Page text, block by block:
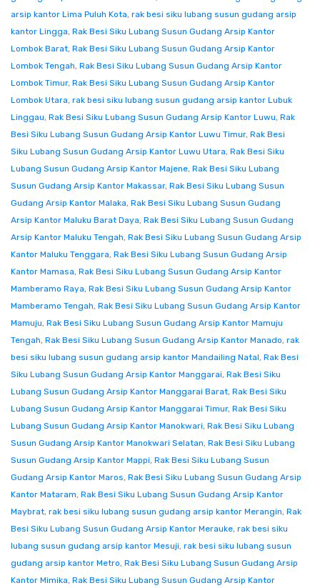
arsip kantor Lima Puluh Kota, rak besi siku lubang susun gudang arsip
kantor Lingga, Rak Besi Siku Lubang Susun Gudang Arsip Kantor
Lombok Barat, Rak Besi Siku Lubang Susun Gudang Arsip Kantor
Lombok Tengah, Rak Besi Siku Lubang Susun Gudang Arsip Kantor
Lombok Timur, Rak Besi Siku Lubang Susun Gudang Arsip Kantor
Lombok Utara, rak besi siku lubang susun gudang arsip kantor Lubuk
Linggau, Rak Besi Siku Lubang Susun Gudang Arsip Kantor Luwu, Rak
Besi Siku Lubang Susun Gudang Arsip Kantor Luwu Timur, Rak Besi
Siku Lubang Susun Gudang Arsip Kantor Luwu Utara, Rak Besi Siku
Lubang Susun Gudang Arsip Kantor Majene, Rak Besi Siku Lubang
Susun Gudang Arsip Kantor Makassar, Rak Besi Siku Lubang Susun
Gudang Arsip Kantor Malaka, Rak Besi Siku Lubang Susun Gudang
Arsip Kantor Maluku Barat Daya, Rak Besi Siku Lubang Susun Gudang
Arsip Kantor Maluku Tengah, Rak Besi Siku Lubang Susun Gudang Arsip
Kantor Maluku Tenggara, Rak Besi Siku Lubang Susun Gudang Arsip
Kantor Mamasa, Rak Besi Siku Lubang Susun Gudang Arsip Kantor
Mamberamo Raya, Rak Besi Siku Lubang Susun Gudang Arsip Kantor
Mamberamo Tengah, Rak Besi Siku Lubang Susun Gudang Arsip Kantor
Mamuju, Rak Besi Siku Lubang Susun Gudang Arsip Kantor Mamuju
Tengah, Rak Besi Siku Lubang Susun Gudang Arsip Kantor Manado, rak
besi siku lubang susun gudang arsip kantor Mandailing Natal, Rak Besi
Siku Lubang Susun Gudang Arsip Kantor Manggarai, Rak Besi Siku
Lubang Susun Gudang Arsip Kantor Manggarai Barat, Rak Besi Siku
Lubang Susun Gudang Arsip Kantor Manggarai Timur, Rak Besi Siku
Lubang Susun Gudang Arsip Kantor Manokwari, Rak Besi Siku Lubang
Susun Gudang Arsip Kantor Manokwari Selatan, Rak Besi Siku Lubang
Susun Gudang Arsip Kantor Mappi, Rak Besi Siku Lubang Susun
Gudang Arsip Kantor Maros, Rak Besi Siku Lubang Susun Gudang Arsip
Kantor Mataram, Rak Besi Siku Lubang Susun Gudang Arsip Kantor
Maybrat, rak besi siku lubang susun gudang arsip kantor Merangin, Rak
Besi Siku Lubang Susun Gudang Arsip Kantor Merauke, rak besi siku
lubang susun gudang arsip kantor Mesuji, rak besi siku lubang susun
gudang arsip kantor Metro, Rak Besi Siku Lubang Susun Gudang Arsip
Kantor Mimika, Rak Besi Siku Lubang Susun Gudang Arsip Kantor